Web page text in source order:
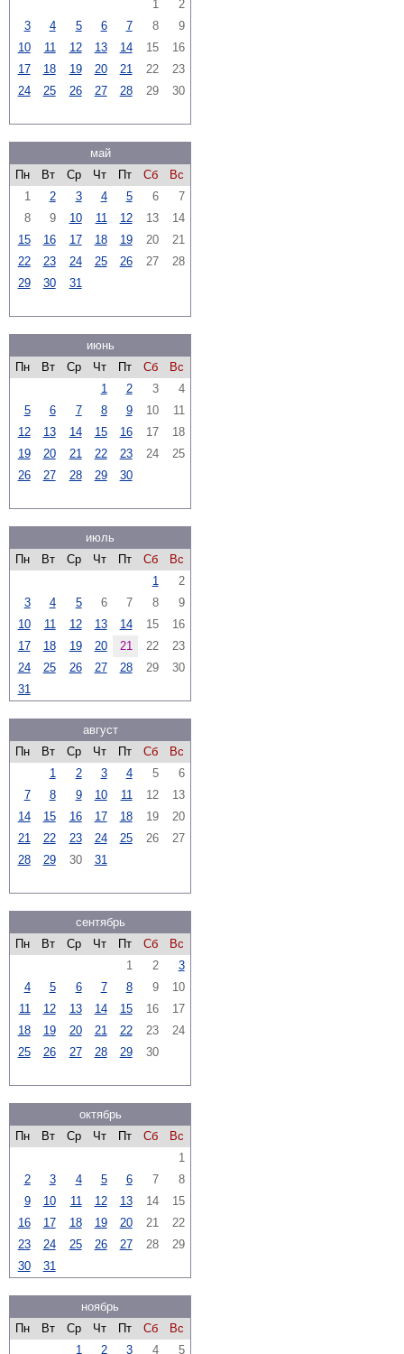
1
2
3
4 5 6 7 8
9
10
11 12 13 14 15
16
17
18 19 20 21 22
23
24
25 26 27 28 29 30
май
Пн
Вт Ср Чт Пт Сб
Вс
1
2 3 4 5 6
7
8
9 10 11 12 13
14
15
16 17 18 19 20
21
22
23 24 25 26 27
28
29
30 31
июнь
Пн
Вт Ср Чт Пт Сб
Вс
1
2 3
4
5
6 7 8 9 10
11
12
13 14 15 16 17
18
19
20 21 22 23 24
25
26
27 28 29 30
июль
Пн
Вт Ср Чт Пт Сб
Вс
1
2
3
4 5 6 7 8
9
10
11 12 13 14 15
16
17
18 19 20 21 22
23
24
25 26 27 28 29
30
31
август
Пн
Вт Ср Чт Пт Сб
Вс
1
2 3 4 5
6
7
8 9 10 11 12
13
14
15 16 17 18 19
20
21
22 23 24 25 26
27
28
29 30 31
сентябрь
Пн
Вт Ср Чт Пт Сб
Вс
1
2
3
4
5 6 7 8 9
10
11
12 13 14 15 16
17
18
19 20 21 22 23
24
25
26 27 28 29 30
октябрь
Пн
Вт Ср Чт Пт Сб
Вс
1
2
3 4 5 6 7
8
9
10 11 12 13 14
15
16
17 18 19 20 21
22
23
24 25 26 27 28
29
30
31
ноябрь
Пн
Вт Ср Чт Пт Сб
Вс
1
2 3 4
5